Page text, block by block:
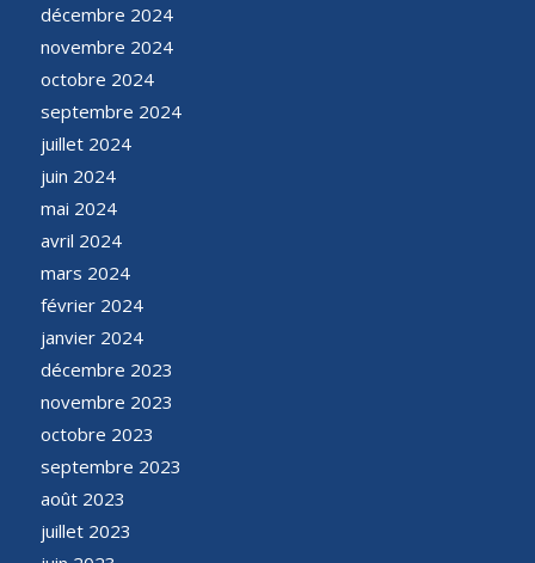
décembre 2024
novembre 2024
octobre 2024
septembre 2024
juillet 2024
juin 2024
mai 2024
avril 2024
mars 2024
février 2024
janvier 2024
décembre 2023
novembre 2023
octobre 2023
septembre 2023
août 2023
juillet 2023